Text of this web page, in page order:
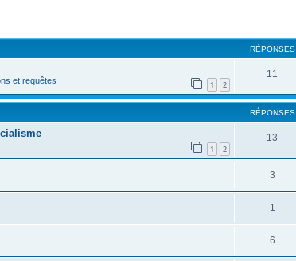
RÉPONSES
et requêtes 1 2
11
RÉPONSES
1 2
13
3
1
6